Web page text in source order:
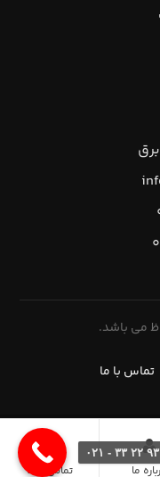
می باشد.
تماس با ما
ما تماس با ما